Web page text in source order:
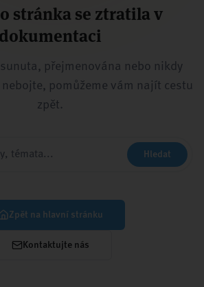
stránka se ztratila v
dokumentaci
přejmenována nebo nikdy
pomůžeme vám najít cestu
zpět.
Hledat
Zpět na hlavní stránku
Kontaktujte nás